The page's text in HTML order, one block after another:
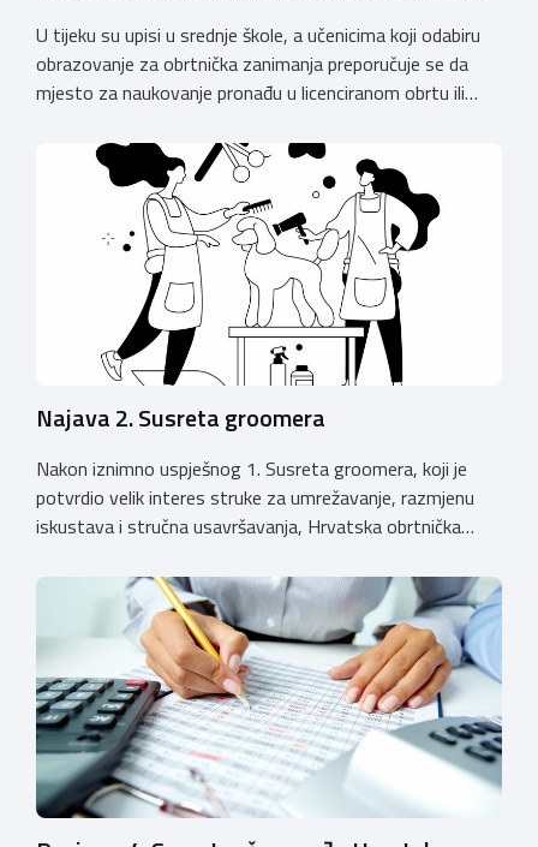
U tijeku su upisi u srednje škole, a učenicima koji odabiru
obrazovanje za obrtnička zanimanja preporučuje se da
mjesto za naukovanje pronađu u licenciranom obrtu ili
koji još nemaju licenciju da pokrenu postupak
licenciranja kako bi budućim učenicima omogućili
kvalitetno i sigurno stjecanje praktičnih znanja, a
istodobno ulagali u razvoj […]
Najava 2. Susreta groomera
Nakon iznimno uspješnog 1. Susreta groomera, koji je
potvrdio velik interes struke za umrežavanje, razmjenu
iskustava i stručna usavršavanja, Hrvatska obrtnička
održati 12. rujna u Kongresnom centru na Zagrebačkom
velesajmu. Susret će i ove godine okupiti groomere,
stručnjake i zaljubljenike u njegu pasa iz cijele Hrvatske,
[…]